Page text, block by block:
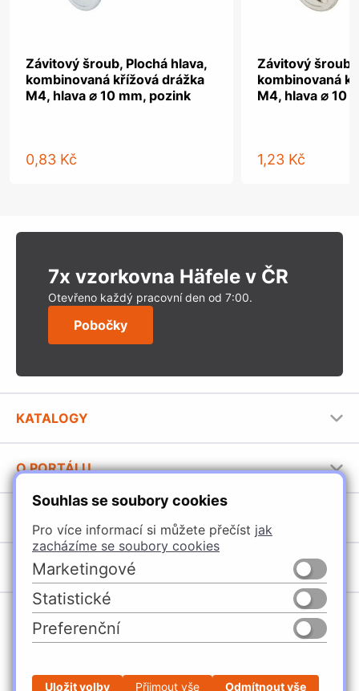
Souhlas se soubory cookies
Pro více informací si můžete přečíst jak
zacházíme se soubory cookies
Marketingové
Statistické
Preferenční
Uložit volby Přijmout vše Odmítnout vše
Závitový šroub, Plochá hlava,
kombinovaná křížová drážka
M4, hlava ⌀ 10 mm, pozink
0,83 Kč
Závitový šroub,
kombinovaná
M4, hlava ⌀ 10
1,23 Kč
7x vzorkovna Häfele v ČR
Otevřeno každý pracovní den od 7:00.
Pobočky
KATALOGY
Stavební katalog Häfele
Brožury Häfele
O PORTÁLU
Provozovatel portálu
Jak používat portál
Úchytky
Nábytkové kování
Vybavení kuchyní
Osvětlení a elektro
Stavební kování
POBOČKY
Domašín
Vyškov
Česká Třebová